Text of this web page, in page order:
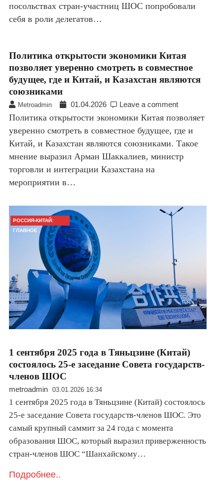
посольствах стран-участниц ШОС попробовали
себя в роли делегатов…
Политика открытости экономики Китая
позволяет уверенно смотреть в совместное
будущее, где и Китай, и Казахстан являются
союзниками
Metroadmin 01.04.2026 Leave a comment
Политика открытости экономики Китая позволяет
уверенно смотреть в совместное будущее, где и
Китай, и Казахстан являются союзниками. Такое
мнение выразил Арман Шаккалиев, министр
торговли и интеграции Казахстана на
мероприятии в…
РОССИЯ-КИТАЙ:
ГЛАВНОЕ
1 сентября 2025 года в Тяньцзине (Китай)
состоялось 25-е заседание Совета государств-
членов ШОС
metroadmin 03.01.2026 16:34
1 сентября 2025 года в Тяньцзине (Китай) состоялось
25-е заседание Совета государств-членов ШОС. Это
самый крупный саммит за 24 года с момента
образования ШОС, который выразил приверженность
стран-членов ШОС “Шанхайскому…
Подробнее..